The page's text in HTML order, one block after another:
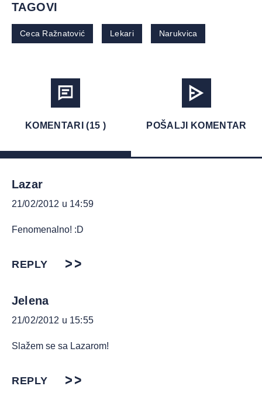
TAGOVI
Ceca Ražnatović Lekari Narukvica
KOMENTARI (15 ) POŠALJI KOMENTAR
Lazar
21/02/2012 u 14:59
Fenomenalno! :D
REPLY
Jelena
21/02/2012 u 15:55
Slažem se sa Lazarom!
REPLY